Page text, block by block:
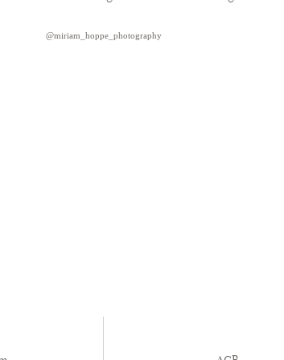
@miriam_hoppe_photography